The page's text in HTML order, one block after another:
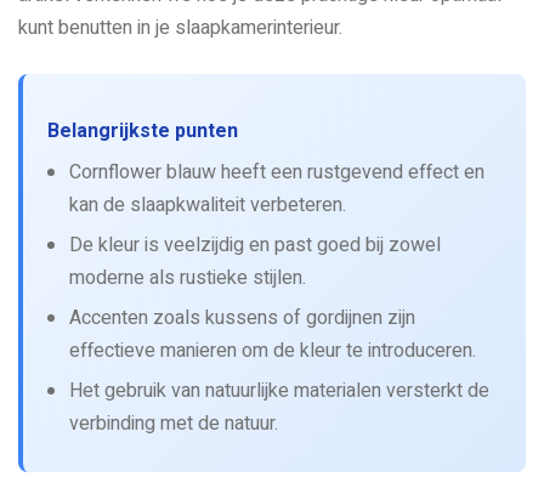
kunt benutten in je slaapkamerinterieur.
Belangrijkste punten
Cornflower blauw heeft een rustgevend effect en
kan de slaapkwaliteit verbeteren.
De kleur is veelzijdig en past goed bij zowel
moderne als rustieke stijlen.
Accenten zoals kussens of gordijnen zijn
effectieve manieren om de kleur te introduceren.
Het gebruik van natuurlijke materialen versterkt de
verbinding met de natuur.